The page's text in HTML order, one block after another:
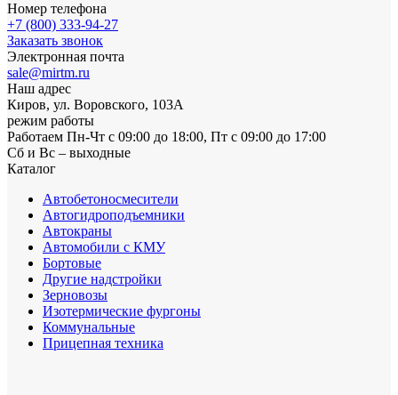
Номер телефона
+7 (800) 333-94-27
Заказать звонок
Электронная почта
sale@mirtm.ru
Наш адрес
Киров, ул. Воровского, 103А
режим работы
Работаем Пн-Чт с 09:00 до 18:00, Пт с 09:00 до 17:00
Сб и Вс – выходные
Каталог
Автобетоносмесители
Автогидроподъемники
Автокраны
Автомобили с КМУ
Бортовые
Другие надстройки
Зерновозы
Изотермические фургоны
Коммунальные
Прицепная техника